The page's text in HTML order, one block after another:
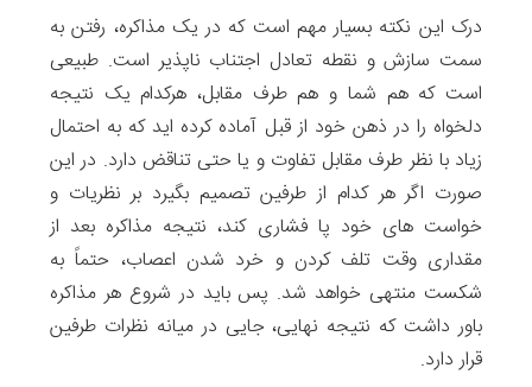
درک این نکته بسیار مهم است که در یک مذاکره، رفتن به
سمت سازش و نقطه تعادل اجتناب ناپذیر است. طبیعی
است که هم شما و هم طرف مقابل، هرکدام یک نتیجه
دلخواه را در ذهن خود از قبل آماده کرده اید که به احتمال
زیاد با نظر طرف مقابل تفاوت و یا حتی تناقض دارد. در این
صورت اگر هر کدام از طرفین تصمیم بگیرد بر نظریات و
خواست های خود پا فشاری کند، نتیجه مذاکره بعد از
مقداری وقت تلف کردن و خرد شدن اعصاب، حتماً به
شکست منتهی خواهد شد. پس باید در شروع هر مذاکره
باور داشت که نتیجه نهایی، جایی در میانه نظرات طرفین
قرار دارد.